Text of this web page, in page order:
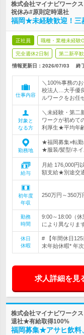
株式会社マイナビワーク
祝休み#原則定時退社
福岡★未経験歓迎！三
正社員 職種・業種未経験
完全週休2日制 第二新卒
情報更新日：2026/07/03 終
仕事内容
＼100%事務の
校法人…大手優
ルワークをお任
対象と
なる方
＼未経験・第二
ワークが初めて
利厚生★平均年
勤務地
★福岡募集×転
★服装/髪型/ネイ
給与
月給 176,000円
額支給★別途交
初年度
年収
250万円～350万
勤務
時間
9:00～18:00（
により異なり
休日
休暇
# 【年間休日
末年始休暇* 年
求人詳細を見
株式会社マイナビワーク
退社★有給取得100%
福岡募集★アサヒ飲料